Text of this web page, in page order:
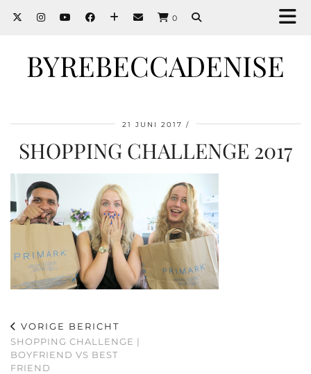
0
BYREBECCADENISE
21 JUNI 2017
SHOPPING CHALLENGE 2017
VORIGE BERICHT
SHOPPING CHALLENGE |
BOYFRIEND VS BEST
FRIEND